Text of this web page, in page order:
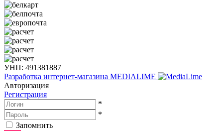
УНП: 491381887
Разработка интернет-магазина MEDIALIME
Авторизация
Регистрация
*
*
Запомнить